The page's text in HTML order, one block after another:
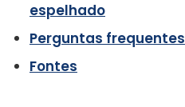
espelhado
Perguntas frequentes
Fontes